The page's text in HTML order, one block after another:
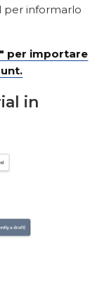
per informarlo
per importare
in